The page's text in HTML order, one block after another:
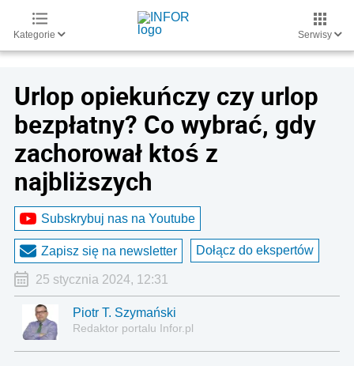
Kategorie Serwisy
Urlop opiekuńczy czy urlop
bezpłatny? Co wybrać, gdy
zachorował ktoś z
najbliższych
Subskrybuj nas na Youtube
Zapisz się na newsletter Dołącz do ekspertów
25 stycznia 2024, 12:31
Piotr T. Szymański
Redaktor portalu Infor.pl